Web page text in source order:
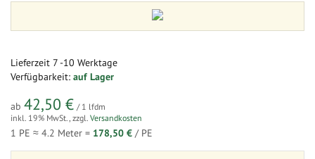
Lieferzeit 7 -10 Werktage
Verfügbarkeit: auf Lager
ab 42,50 € / 1 lfdm
inkl. 19% MwSt., zzgl. Versandkosten
1 PE ≈ 4.2 Meter = 178,50 € / PE